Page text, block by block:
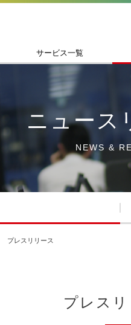
サービス一覧
ニュース
NEWS &
プレスリリース
プレスリ